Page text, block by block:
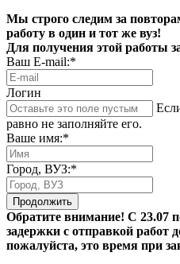
Мы строго следим за
работу в один и тот же вуз!
Для получения этой работы
Ваш E-mail:*
Логин
равно не заполняйте его.
Ваше имя:*
Город, ВУЗ:*
Продолжить
Обратите внимание! С 23.07
задержки с отправкой работ
пожалуйста, это время при